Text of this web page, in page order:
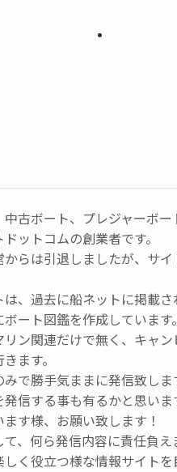
中古ボート、プレジャーボ
ットコムの創業者です。
からは引退しましたが、サ
は、過去に船ネットに掲載
ート図鑑を作成しています。
リン関連だけで無く、キャ
ます。
で勝手気ままに発信致しま
発信する事も有るかと思い
ます様、お願い致します！
、何ら発信内容に責任負え
く役立つ様な情報サイトを